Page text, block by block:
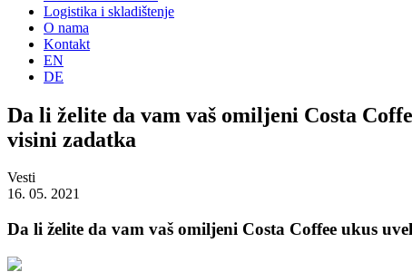
Logistika i skladištenje
O nama
Kontakt
EN
DE
Da li želite da vam vaš omiljeni Costa
visini zadatka
Vesti
16. 05. 2021
Da li želite da vam vaš omiljeni Costa Coffee ukus